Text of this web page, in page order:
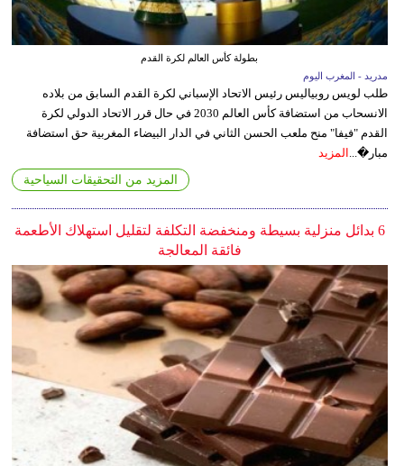
بطولة كأس العالم لكرة القدم
مدريد - المغرب اليوم
طلب لويس روبياليس رئيس الاتحاد الإسباني لكرة القدم السابق من بلاده
الانسحاب من استضافة كأس العالم 2030 في حال قرر الاتحاد الدولي لكرة
القدم "فيفا" منح ملعب الحسن الثاني في الدار البيضاء المغربية حق استضافة
مبار�... المزيد
المزيد من التحقيقات السياحية
6 بدائل منزلية بسيطة ومنخفضة التكلفة لتقليل استهلاك الأطعمة
فائقة المعالجة